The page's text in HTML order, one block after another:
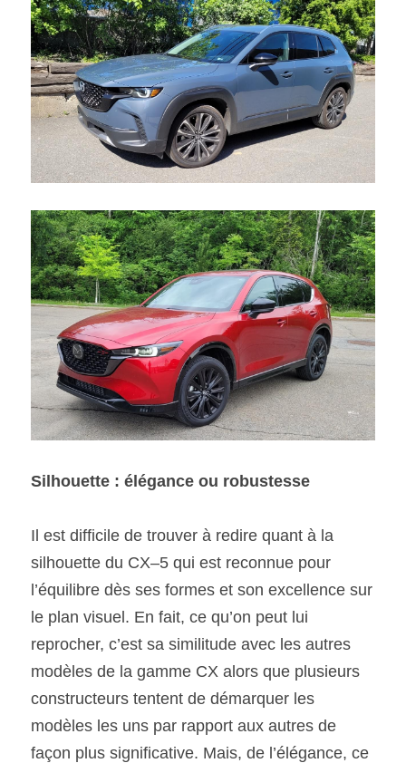
Silhouette : élégance ou robustesse
Il est difficile de trouver à redire quant à la
silhouette du CX–5 qui est reconnue pour
l’équilibre dès ses formes et son excellence sur
le plan visuel. En fait, ce qu’on peut lui
reprocher, c’est sa similitude avec les autres
modèles de la gamme CX alors que plusieurs
constructeurs tentent de démarquer les
modèles les uns par rapport aux autres de
façon plus significative. Mais, de l’élégance, ce